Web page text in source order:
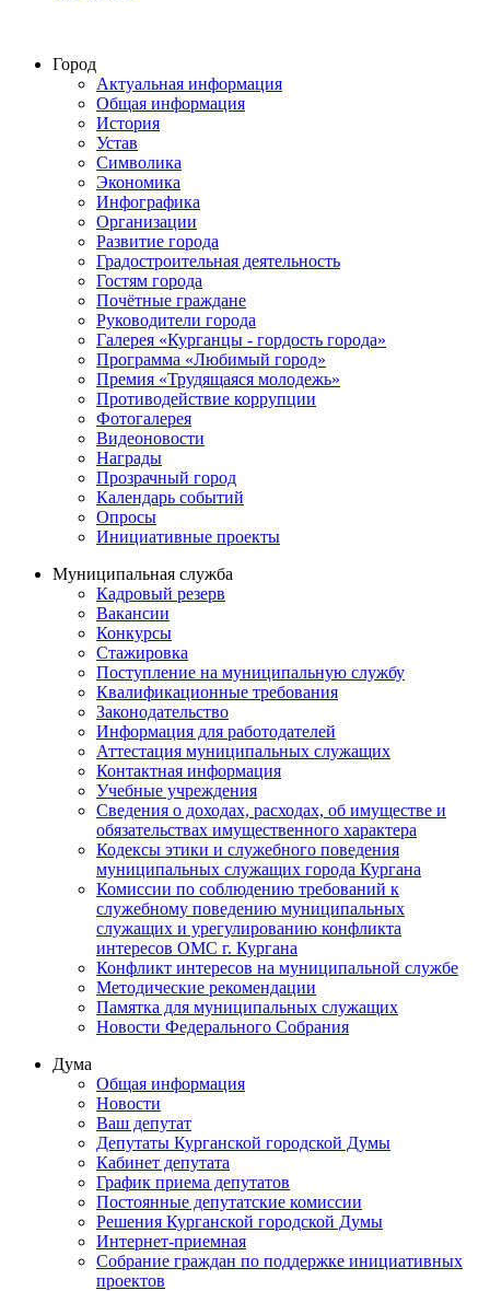
Город
Актуальная информация
Общая информация
История
Устав
Символика
Экономика
Инфографика
Организации
Развитие города
Градостроительная деятельность
Гостям города
Почётные граждане
Руководители города
Галерея «Курганцы - гордость города»
Программа «Любимый город»
Премия «Трудящаяся молодежь»
Противодействие коррупции
Фотогалерея
Видеоновости
Награды
Прозрачный город
Календарь событий
Опросы
Инициативные проекты
Муниципальная служба
Кадровый резерв
Вакансии
Конкурсы
Стажировка
Поступление на муниципальную службу
Квалификационные требования
Законодательство
Информация для работодателей
Аттестация муниципальных служащих
Контактная информация
Учебные учреждения
Сведения о доходах, расходах, об имуществе и
обязательствах имущественного характера
Кодексы этики и служебного поведения
муниципальных служащих города Кургана
Комиссии по соблюдению требований к
служебному поведению муниципальных
служащих и урегулированию конфликта
интересов ОМС г. Кургана
Конфликт интересов на муниципальной службе
Методические рекомендации
Памятка для муниципальных служащих
Новости Федерального Cобрания
Дума
Общая информация
Новости
Ваш депутат
Депутаты Курганской городской Думы
Кабинет депутата
График приема депутатов
Постоянные депутатские комиссии
Решения Курганской городской Думы
Интернет-приемная
Собрание граждан по поддержке инициативных
проектов